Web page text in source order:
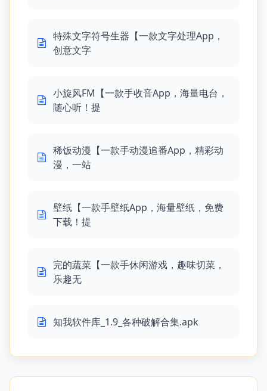
特殊文字符号生器【一款文字处理App，
创意文字
小旋风FM【一款手收音App，海量电台，
随心听！提
稀饭动漫【一款手动漫追番App，精彩动
漫，一站
壁纸【一款手壁纸App，海量壁纸，免费
下载！提
完的蔬菜【一款手休闲游戏，趣味切菜，
乐趣无
知我软件库_1.9_各种破解合集.apk